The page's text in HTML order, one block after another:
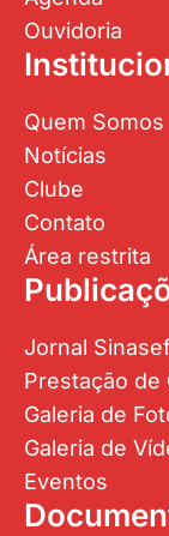
Ouvidoria
Quem Somos
Notícias
Clube
Contato
Área restrita
Jornal
Prestação de
Galeria de
Galeria de
Eventos